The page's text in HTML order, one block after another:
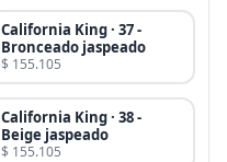
California King · 37 -
Bronceado jaspeado
$ 155.105
California King · 38 -
Beige jaspeado
$ 155.105